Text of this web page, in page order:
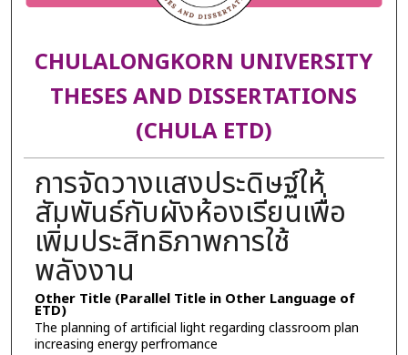
CHULALONGKORN UNIVERSITY
THESES AND DISSERTATIONS
(CHULA ETD)
การจัดวางแสงประดิษฐ์ให้
สัมพันธ์กับผังห้องเรียนเพื่อ
เพิ่มประสิทธิภาพการใช้
พลังงาน
Other Title (Parallel Title in Other Language of
ETD)
The planning of artificial light regarding classroom plan
increasing energy perfromance